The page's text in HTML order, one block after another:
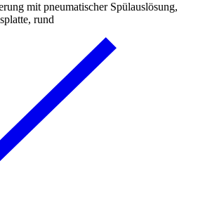
mit pneumatischer Spülauslösung,
rund